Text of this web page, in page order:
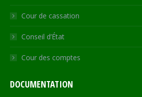
Cour de cassation
Conseil d’État
Cour des comptes
DOCUMENTATION